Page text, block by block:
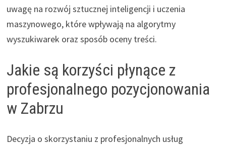
uwagę na rozwój sztucznej inteligencji i uczenia
maszynowego, które wpływają na algorytmy
wyszukiwarek oraz sposób oceny treści.
Jakie są korzyści płynące z
profesjonalnego pozycjonowania
w Zabrzu
Decyzja o skorzystaniu z profesjonalnych usług